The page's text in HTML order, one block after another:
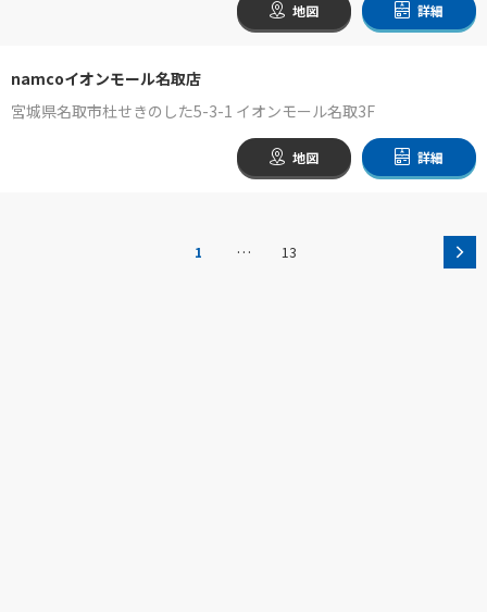
地図 詳細
namcoイオンモール名取店
宮城県名取市杜せきのした5-3-1 イオンモール名取3F
地図 詳細
1 … 13